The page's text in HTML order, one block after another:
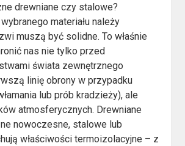
drewniane czy stalowe?
materiału należy
muszą być solidne. To właśnie
nas nie tylko przed
świata zewnętrznego
linię obrony w przypadku
lub prób kradzieży), ale
atmosferycznych. Drewniane
nowoczesne, stalowe lub
właściwości termoizolacyjne – z